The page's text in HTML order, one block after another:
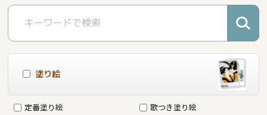
塗り絵
定番塗り絵
歌つき塗り絵